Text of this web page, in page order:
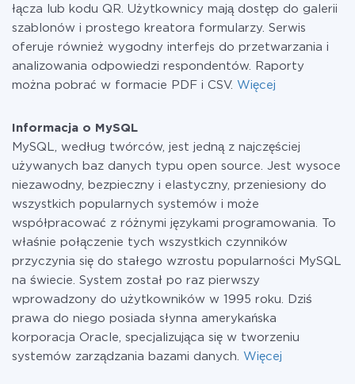
łącza lub kodu QR. Użytkownicy mają dostęp do galerii
szablonów i prostego kreatora formularzy. Serwis
oferuje również wygodny interfejs do przetwarzania i
analizowania odpowiedzi respondentów. Raporty
można pobrać w formacie PDF i CSV. Więcej
Informacja o MySQL
MySQL, według twórców, jest jedną z najczęściej
używanych baz danych typu open source. Jest wysoce
niezawodny, bezpieczny i elastyczny, przeniesiony do
wszystkich popularnych systemów i może
współpracować z różnymi językami programowania. To
właśnie połączenie tych wszystkich czynników
przyczynia się do stałego wzrostu popularności MySQL
na świecie. System został po raz pierwszy
wprowadzony do użytkowników w 1995 roku. Dziś
prawa do niego posiada słynna amerykańska
korporacja Oracle, specjalizująca się w tworzeniu
systemów zarządzania bazami danych. Więcej